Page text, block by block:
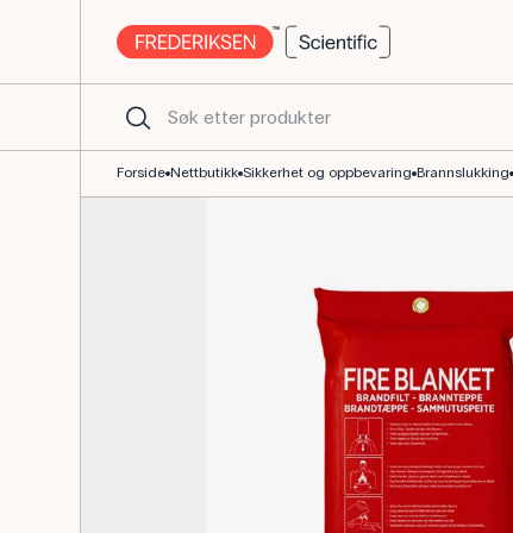
Forside Nettbutikk Sikkerhet og oppbevaring Brannslukking